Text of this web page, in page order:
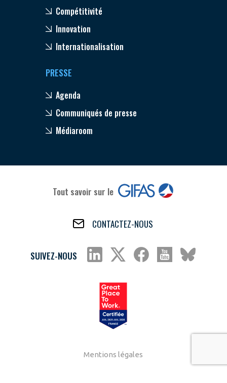
Compétitivité
Innovation
Internationalisation
PRESSE
Agenda
Communiqués de presse
Médiaroom
Tout savoir sur le
CONTACTEZ-NOUS
SUIVEZ-NOUS
Mentions légales